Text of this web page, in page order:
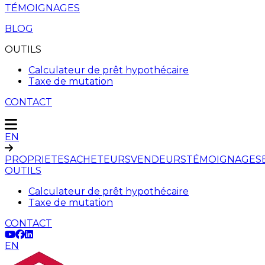
TÉMOIGNAGES
BLOG
OUTILS
Calculateur de prêt hypothécaire
Taxe de mutation
CONTACT
EN
PROPRIETESACHETEURSVENDEURSTÉMOIGNAGES
OUTILS
Calculateur de prêt hypothécaire
Taxe de mutation
CONTACT
EN